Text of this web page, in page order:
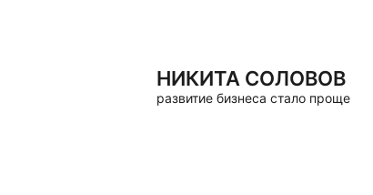
НИКИТА СОЛОВОВ
развитие бизнеса стало проще